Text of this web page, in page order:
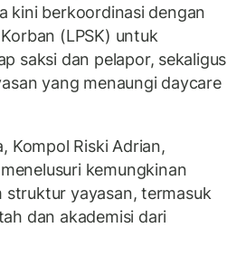
kini berkoordinasi dengan
(LPSK) untuk
saksi dan pelapor, sekaligus
yang menaungi daycare
Kompol Riski Adrian,
kemungkinan
struktur yayasan, termasuk
dan akademisi dari